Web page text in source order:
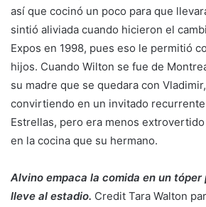
así que cocinó un poco para que
sintió aliviada cuando hicieron el
Expos en 1998, pues eso le permitió
hijos. Cuando Wilton se fue de
su madre que se quedara con
convirtiendo en un invitado
Estrellas, pero era menos
en la cocina que su hermano.
Alvino empaca la comida en un tóper
lleve al estadio. Credit Tara Walton